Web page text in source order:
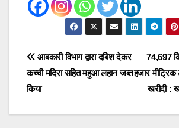
Post
navigation
74,697
हजार
खरीदी :
आबकारी विभाग द्वारा दबिश देकर
कच्ची मदिरा सहित महुआ लहान जब्त
किया